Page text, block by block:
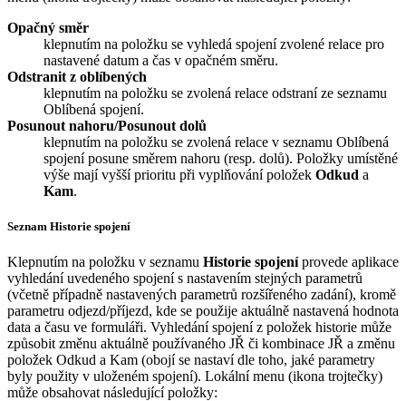
Opačný směr
klepnutím na položku se vyhledá spojení zvolené relace pro
nastavené datum a čas v opačném směru.
Odstranit z oblíbených
klepnutím na položku se zvolená relace odstraní ze seznamu
Oblíbená spojení.
Posunout nahoru/Posunout dolů
klepnutím na položku se zvolená relace v seznamu Oblíbená
spojeníposune směrem nahoru (resp. dolů). Položky umístěné
výše mají vyšší prioritu při vyplňování položek Odkud a
Kam.
Seznam Historie spojení
Klepnutím na položku v seznamu Historie spojeníprovede aplikace
vyhledání uvedeného spojení s nastavením stejných parametrů
(včetně případně nastavených parametrů rozšířeného zadání), kromě
parametru odjezd/příjezd, kde se použije aktuálně nastavená hodnota
data a času ve formuláři. Vyhledání spojení z položek historie může
způsobit změnu aktuálně používaného JŘ či kombinace JŘ a změnu
položek Odkud a Kam (obojí se nastaví dle toho, jaké parametry
byly použity v uloženém spojení). Lokální menu (ikona trojtečky)
může obsahovat následující položky: